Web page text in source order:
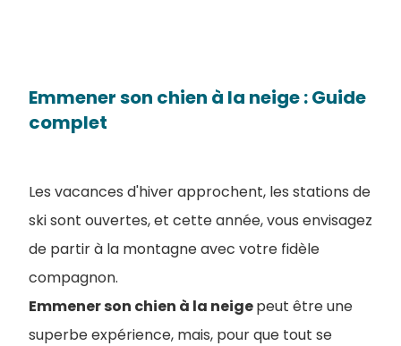
Emmener son chien à la neige​ : Guide
complet
Les vacances d'hiver approchent, les stations de
ski sont ouvertes, et cette année, vous envisagez
de partir à la montagne avec votre fidèle
compagnon.
Emmener son chien à la neigepeut être une
superbe expérience, mais, pour que tout se